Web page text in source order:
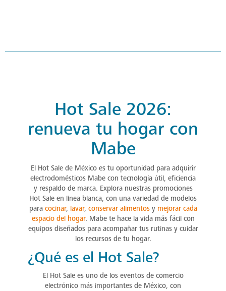
Hot Sale 2026:
renueva tu hogar con
Mabe
El Hot Sale de México es tu oportunidad para adquirir
electrodomésticos Mabe con tecnología útil, eficiencia
y respaldo de marca. Explora nuestras promociones
Hot Sale en línea blanca, con una variedad de modelos
para cocinar, lavar, conservar alimentosy mejorar cada
espacio del hogar. Mabe te hace la vida más fácil con
equipos diseñados para acompañar tus rutinas y cuidar
los recursos de tu hogar.
¿Qué es el Hot Sale?
El Hot Sale es uno de los eventos de comercio
electrónico más importantes de México, con